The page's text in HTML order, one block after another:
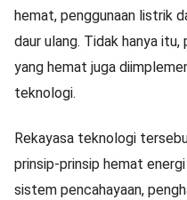
hemat, penggunaan listrik
daur ulang. Tidak hanya
yang hemat juga
teknologi.
Rekayasa teknologi
prinsip-prinsip hemat
sistem pencahayaan,